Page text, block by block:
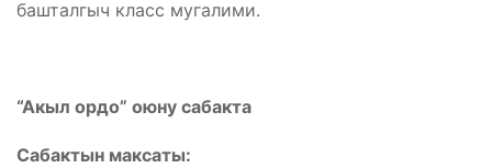
башталгыч класс мугалими.
“Акыл ордо” оюну сабакта
Сабактын максаты: